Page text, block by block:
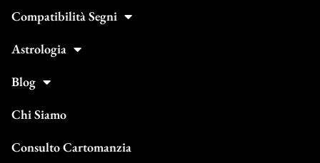
Compatibilità Segni
Astrologia
Blog
Chi Siamo
Consulto Cartomanzia